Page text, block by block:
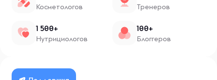
Косметологов Тренеров
1 500+
Нутрициологов
100+
Блоггеров